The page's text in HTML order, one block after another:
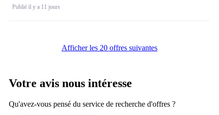
Publié il y a 11 jours
Afficher les 20 offres suivantes
Votre avis nous intéresse
Qu'avez-vous pensé du service de recherche d'offres ?